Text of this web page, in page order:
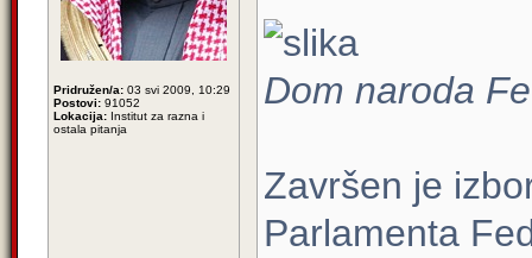
Pridružen/a: 03 svi 2009, 10:29
Postovi: 91052
Lokacija: Institut za razna i
ostala pitanja
Dom naroda
Završen je
Parlamenta